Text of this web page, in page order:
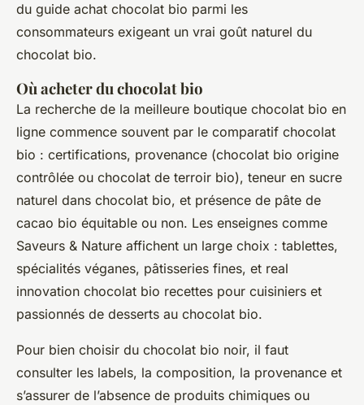
du guide achat chocolat bio parmi les
consommateurs exigeant un vrai goût naturel du
chocolat bio.
Où acheter du chocolat bio
La recherche de la meilleure boutique chocolat bio en
ligne commence souvent par le comparatif chocolat
bio : certifications, provenance (chocolat bio origine
contrôlée ou chocolat de terroir bio), teneur en sucre
naturel dans chocolat bio, et présence de pâte de
cacao bio équitable ou non. Les enseignes comme
Saveurs & Nature affichent un large choix : tablettes,
spécialités véganes, pâtisseries fines, et real
innovation chocolat bio recettes pour cuisiniers et
passionnés de desserts au chocolat bio.
Pour bien choisir du chocolat bio noir, il faut
consulter les labels, la composition, la provenance et
s’assurer de l’absence de produits chimiques ou